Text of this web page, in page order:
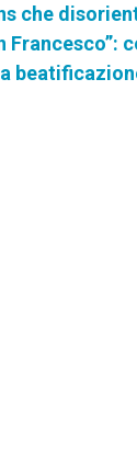
che
Francesco”: